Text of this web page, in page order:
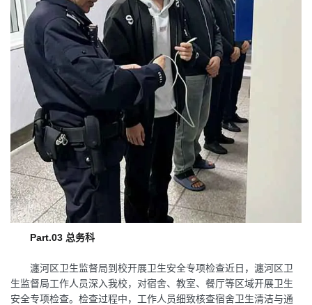
Part.03 总务科
瀍河区卫生监督局到校开展卫生安全专项检查近日，瀍河区卫
生监督局工作人员深入我校，对宿舍、教室、餐厅等区域开展卫生
安全专项检查。检查过程中，工作人员细致核查宿舍卫生清洁与通